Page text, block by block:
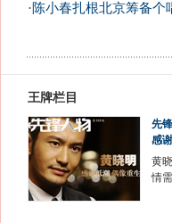
·陈小春扎根北京筹备个
王牌栏目
先
感
黄
情